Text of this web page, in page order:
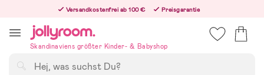
innehållet
Versandkostenfrei ab 100 €
Preisgarantie
Bestelle jetzt – wir versenden noch am selben Werktag!
Skandinaviens größter Kinder- & Babyshop